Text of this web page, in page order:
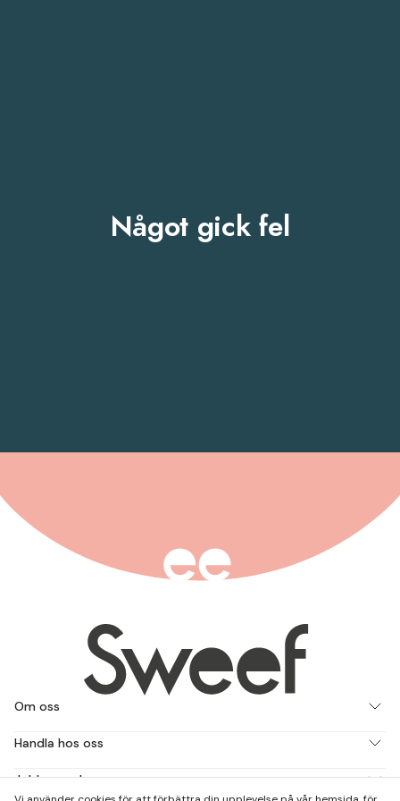
Något gick fel
Om oss
Handla hos oss
Jobba med oss